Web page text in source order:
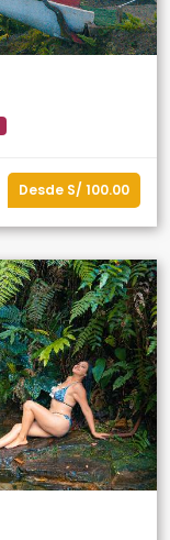
Desde S/ 100.00